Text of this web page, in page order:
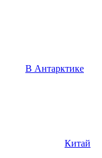
В Антарктике
Китай